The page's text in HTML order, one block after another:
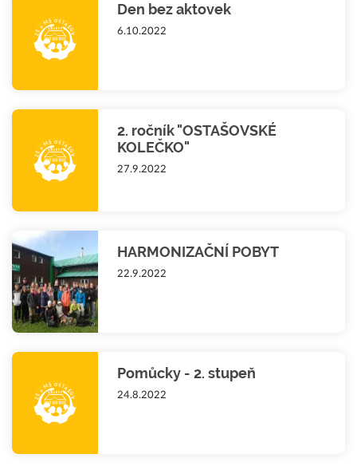
Den bez aktovek
6.10.2022
2. ročník "OSTAŠOVSKÉ
KOLEČKO"
27.9.2022
HARMONIZAČNÍ POBYT
22.9.2022
Pomůcky - 2. stupeň
24.8.2022